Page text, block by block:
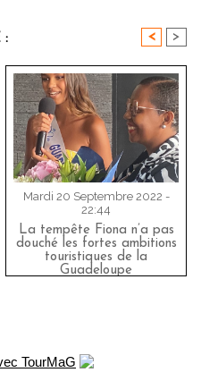
: < >
Mardi 20 Septembre 2022 -
22:44
La tempête Fiona n’a pas
douché les fortes ambitions
touristiques de la
Guadeloupe